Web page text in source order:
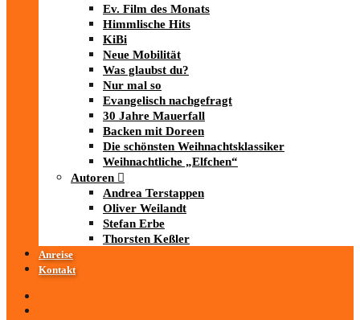
Ev. Film des Monats
Himmlische Hits
KiBi
Neue Mobilität
Was glaubst du?
Nur mal so
Evangelisch nachgefragt
30 Jahre Mauerfall
Backen mit Doreen
Die schönsten Weihnachtsklassiker
Weihnachtliche „Elfchen“
Autoren
Andrea Terstappen
Oliver Weilandt
Stefan Erbe
Thorsten Keßler
Anreise
Kontakt